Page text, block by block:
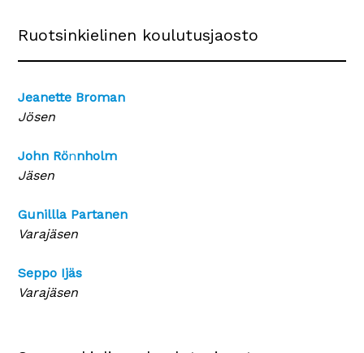
Ruotsinkielinen koulutusjaosto
Jeanette Broman
Jösen
John Rönnholm
Jäsen
Gunillla Partanen
Varajäsen
Seppo Ijäs
Varajäsen